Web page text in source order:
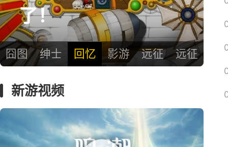
了！
囧图 绅士 回忆 影游 远征 远征
新游视频